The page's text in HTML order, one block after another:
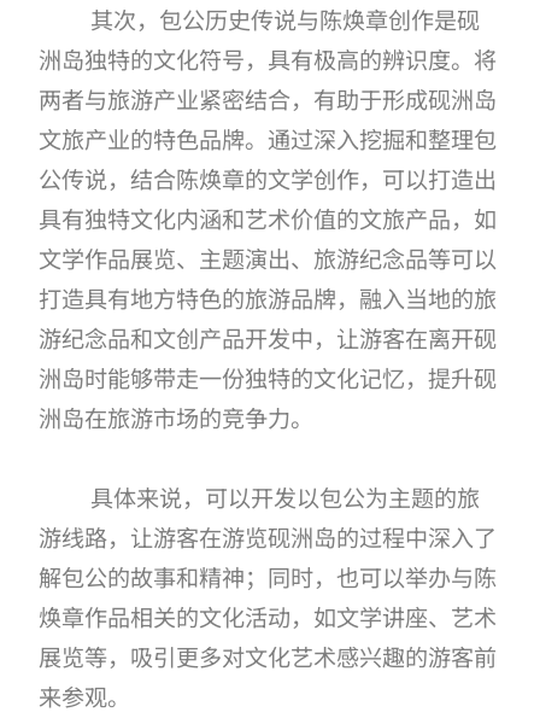
其次，包公历史传说与陈焕章创作是砚
洲岛独特的文化符号，具有极高的辨识度。将
两者与旅游产业紧密结合，有助于形成砚洲岛
文旅产业的特色品牌。通过深入挖掘和整理包
公传说，结合陈焕章的文学创作，可以打造出
具有独特文化内涵和艺术价值的文旅产品，如
文学作品展览、主题演出、旅游纪念品等可以
打造具有地方特色的旅游品牌，融入当地的旅
游纪念品和文创产品开发中，让游客在离开砚
洲岛时能够带走一份独特的文化记忆，提升砚
洲岛在旅游市场的竞争力。
具体来说，可以开发以包公为主题的旅
游线路，让游客在游览砚洲岛的过程中深入了
解包公的故事和精神；同时，也可以举办与陈
焕章作品相关的文化活动，如文学讲座、艺术
展览等，吸引更多对文化艺术感兴趣的游客前
来参观。